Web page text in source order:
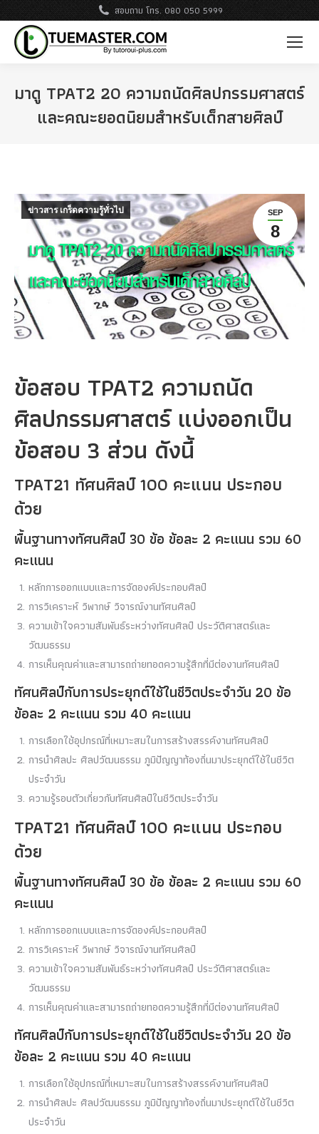
สอบถาม โทร. 080 050 5999
มาดู TPAT2 20 ความถนัดศิลปกรรมศาสตร์
และคณะยอดนิยมสำหรับเด็กสายศิลป์
SEP
8
ข่าวสาร เกร็ดความรู้ทั่วไป
ข้อสอบ TPAT2 ความถนัด
ศิลปกรรมศาสตร์ แบ่งออกเป็น
ข้อสอบ 3 ส่วน ดังนี้
TPAT21 ทัศนศิลป์ 100 คะแนน ประกอบ
ด้วย
พื้นฐานทางทัศนศิลป์ 30 ข้อ ข้อละ 2 คะแนน รวม 60
คะแนน
หลักการออกแบบและการจัดองค์ประกอบศิลป์
การวิเคราะห์ วิพากษ์ วิจารณ์งานทัศนศิลป์
ความเข้าใจความสัมพันธ์ระหว่างทัศนศิลป์ ประวัติศาสตร์และ
วัฒนธรรม
การเห็นคุณค่าและสามารถถ่ายทอดความรู้สึกที่มีต่องานทัศนศิลป์
ทัศนศิลป์กับการประยุกต์ใช้ในชีวิตประจําวัน 20 ข้อ
ข้อละ 2 คะแนน รวม 40 คะแนน
การเลือกใช้อุปกรณ์ที่เหมาะสมในการสร้างสรรค์งานทัศนศิลป์
การนําศิลปะ ศิลปวัฒนธรรม ภูมิปัญญาท้องถิ่นมาประยุกต์ใช้ในชีวิต
ประจําวัน
ความรู้รอบตัวเกี่ยวกับทัศนศิลป์ในชีวิตประจําวัน
TPAT21 ทัศนศิลป์ 100 คะแนน ประกอบ
ด้วย
พื้นฐานทางทัศนศิลป์ 30 ข้อ ข้อละ 2 คะแนน รวม 60
คะแนน
หลักการออกแบบและการจัดองค์ประกอบศิลป์
การวิเคราะห์ วิพากษ์ วิจารณ์งานทัศนศิลป์
ความเข้าใจความสัมพันธ์ระหว่างทัศนศิลป์ ประวัติศาสตร์และ
วัฒนธรรม
การเห็นคุณค่าและสามารถถ่ายทอดความรู้สึกที่มีต่องานทัศนศิลป์
ทัศนศิลป์กับการประยุกต์ใช้ในชีวิตประจําวัน 20 ข้อ
ข้อละ 2 คะแนน รวม 40 คะแนน
การเลือกใช้อุปกรณ์ที่เหมาะสมในการสร้างสรรค์งานทัศนศิลป์
การนําศิลปะ ศิลปวัฒนธรรม ภูมิปัญญาท้องถิ่นมาประยุกต์ใช้ในชีวิต
ประจําวัน